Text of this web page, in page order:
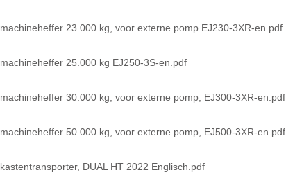
machineheffer 23.000 kg, voor externe pomp EJ230-3XR-en.pdf
machineheffer 25.000 kg EJ250-3S-en.pdf
machineheffer 30.000 kg, voor externe pomp, EJ300-3XR-en.pdf
machineheffer 50.000 kg, voor externe pomp, EJ500-3XR-en.pdf
kastentransporter, DUAL HT 2022 Englisch.pdf